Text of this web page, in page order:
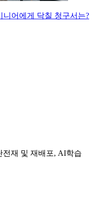
니어에게 닥칠 청구서는?
재 및 재배포, AI학습